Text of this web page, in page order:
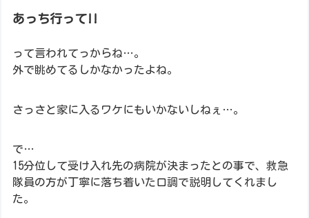
あっち行って!!
って言われてっからね…。
外で眺めてるしかなかったよね。
さっさと家に入るワケにもいかないしねぇ…。
で…
15分位して受け入れ先の病院が決まったとの事で、救急
隊員の方が丁寧に落ち着いた口調で説明してくれまし
た。